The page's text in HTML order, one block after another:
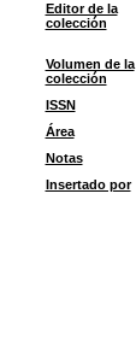
Editor de la
colección
Volumen de la
colección
ISSN
Área
Notas
Insertado por